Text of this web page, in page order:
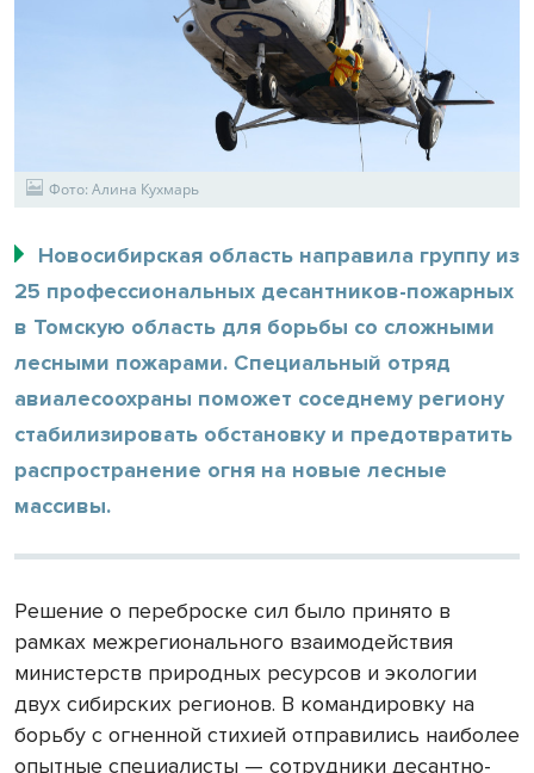
Фото: Алина Кухмарь
Новосибирская область направила группу из
25 профессиональных десантников-пожарных
в Томскую область для борьбы со сложными
лесными пожарами. Специальный отряд
авиалесоохраны поможет соседнему региону
стабилизировать обстановку и предотвратить
распространение огня на новые лесные
массивы.
Решение о переброске сил было принято в
рамках межрегионального взаимодействия
министерств природных ресурсов и экологии
двух сибирских регионов. В командировку на
борьбу с огненной стихией отправились наиболее
опытные специалисты — сотрудники десантно-